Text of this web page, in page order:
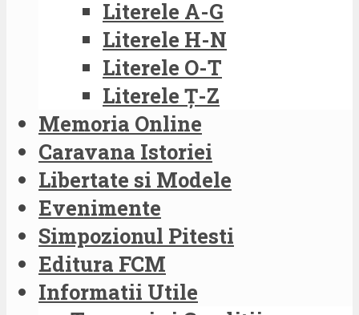
Literele A-G
Literele H-N
Literele O-T
Literele Ț-Z
Memoria Online
Caravana Istoriei
Libertate si Modele
Evenimente
Simpozionul Pitesti
Editura FCM
Informatii Utile